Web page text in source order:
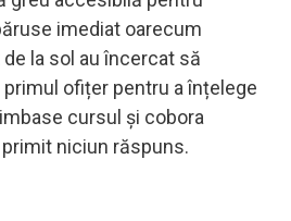
imediat oarecum
la sol au încercat să
ofițer pentru a înțelege
cursul și cobora
niciun răspuns.